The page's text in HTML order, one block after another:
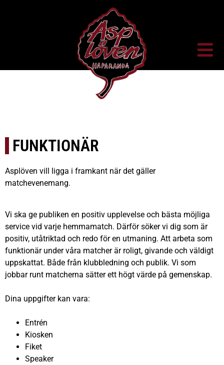
FUNKTIONÄR
Asplöven vill ligga i framkant när det gäller
matchevenemang.
Vi ska ge publiken en positiv upplevelse och bästa möjliga
service vid varje hemmamatch. Därför söker vi dig som är
positiv, utåtriktad och redo för en utmaning. Att arbeta som
funktionär under våra matcher är roligt, givande och väldigt
uppskattat. Både från klubbledning och publik. Vi som
jobbar runt matcherna sätter ett högt värde på gemenskap.
Dina uppgifter kan vara:
Entrén
Kiosken
Fiket
Speaker